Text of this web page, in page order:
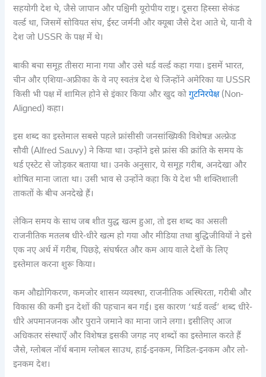
सहयोगी देश थे, जैसे जापान और पश्चिमी यूरोपीय राष्ट्र। दूसरा हिस्सा सेकंड
वर्ल्ड था, जिसमें सोवियत संघ, ईस्ट जर्मनी और क्यूबा जैसे देश आते थे, यानी वे
देश जो USSR के पक्ष में थे।
बाकी बचा समूह तीसरा माना गया और उसे थर्ड वर्ल्ड कहा गया। इसमें भारत,
चीन और एशिया-अफ्रीका के वे नए स्वतंत्र देश थे जिन्होंने अमेरिका या USSR
किसी भी पक्ष में शामिल होने से इंकार किया और खुद कोगुटनिरपेक्ष(Non-
Aligned) कहा।
इस शब्द का इस्तेमाल सबसे पहले फ्रांसीसी जनसांख्यिकी विशेषज्ञ अल्फ्रेड
सौवी (Alfred Sauvy) ने किया था। उन्होंने इसे फ्रांस की क्रांति के समय के
थर्ड एस्टेट से जोड़कर बताया था। उनके अनुसार, ये समूह गरीब, अनदेखा और
शोषित माना जाता था। उसी भाव से उन्होंने कहा कि ये देश भी शक्तिशाली
ताकतों के बीच अनदेखे हैं।
लेकिन समय के साथ जब शीत युद्ध खत्म हुआ, तो इस शब्द का असली
राजनीतिक मतलब धीरे-धीरे खत्म हो गया और मीडिया तथा बुद्धिजीवियों ने इसे
एक नए अर्थ में गरीब, पिछड़े, संघर्षरत और कम आय वाले देशों के लिए
इस्तेमाल करना शुरू किया।
कम औद्योगिकरण, कमजोर शासन व्यवस्था, राजनीतिक अस्थिरता, गरीबी और
विकास की कमी इन देशों की पहचान बन गई। इस कारण ‘थर्ड वर्ल्ड’ शब्द धीरे-
धीरे अपमानजनक और पुराने जमाने का माना जाने लगा। इसीलिए आज
अधिकतर संस्थाएँ और विशेषज्ञ इसकी जगह नए शब्दों का इस्तेमाल करते हैं
जैसे, ग्लोबल नॉर्थ बनाम ग्लोबल साउथ, हाई-इनकम, मिडिल-इनकम और लो-
इनकम देश।